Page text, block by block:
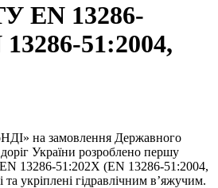
EN 13286-
51:2004,
на замовлення Державного
України розроблено першу
13286-51:202Х (EN 13286-51:2004,
укріплені гідравлічним в’яжучим.